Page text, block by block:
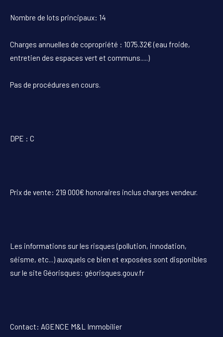
Nombre de lots principaux: 14
Charges annuelles de copropriété : 1075.32€ (eau froide,
entretien des espaces vert et communs.....)
Pas de procédures en cours.
DPE : C
Prix de vente: 219 000€ honoraires inclus charges vendeur.
Les informations sur les risques (pollution, innodation,
séisme, etc...) auxquels ce bien et exposées sont disponibles
sur le site Géorisques: géorisques.gouv.fr
Contact: AGENCE M&L Immobilier